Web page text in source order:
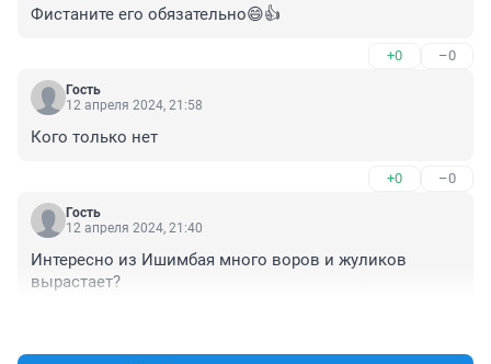
Фистаните его обязательно😄👍
+0 –0
Гость
12 апреля 2024, 21:58
Кого только нет
+0 –0
Гость
12 апреля 2024, 21:40
Интересно из Ишимбая много воров и жуликов
вырастает?